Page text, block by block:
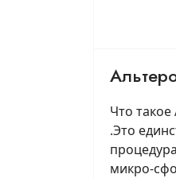
Что
.Это
микро-